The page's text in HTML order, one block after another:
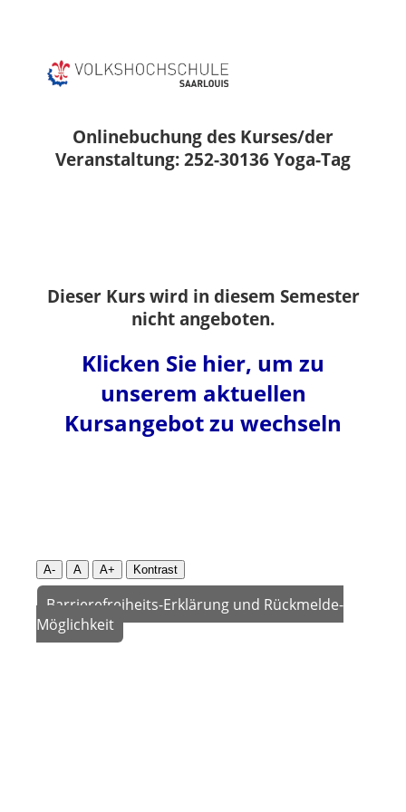
Onlinebuchung des Kurses/der
Veranstaltung: 252-30136 Yoga-Tag
Dieser Kurs wird in diesem Semester
nicht angeboten.
Klicken Sie hier, um zu
unserem aktuellen
Kursangebot zu wechseln
A- A A+ Kontrast
Barrierefreiheits-Erklärung und Rückmelde-
Möglichkeit